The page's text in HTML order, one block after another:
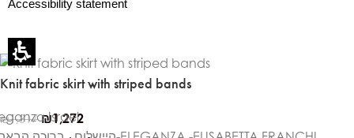
Accessibility statement
Knit fabric skirt with striped bands
₪1,817 ₪1,272
Israel